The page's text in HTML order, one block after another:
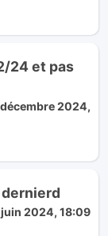
24 et pas
décembre 2024,
juin 2024, 18:09